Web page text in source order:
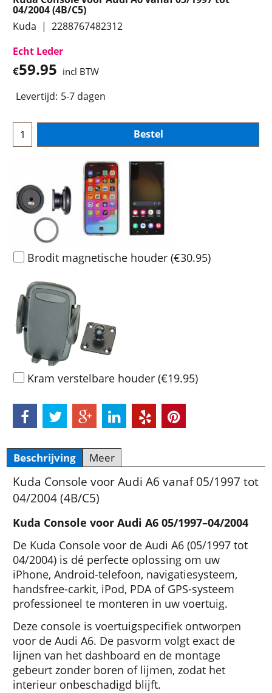
04/2004 (4B/C5)
Kuda
2288767482312
Echt Leder
€59.95 incl BTW
Levertijd: 5-7 dagen
Bestel
Brodit magnetische houder (€30.95)
Kram verstelbare houder (€19.95)
Beschrijving Meer
Kuda Console voor Audi A6 vanaf 05/1997 tot
04/2004 (4B/C5)
Kuda Console voor Audi A6 05/1997–04/2004
De Kuda Console voor de Audi A6 (05/1997 tot
04/2004) is dé perfecte oplossing om uw
iPhone, Android-telefoon, navigatiesysteem,
handsfree-carkit, iPod, PDA of GPS-systeem
professioneel te monteren in uw voertuig.
Deze console is voertuigspecifiek ontworpen
voor de Audi A6. De pasvorm volgt exact de
lijnen van het dashboard en de montage
gebeurt zonder boren of lijmen, zodat het
interieur onbeschadigd blijft.